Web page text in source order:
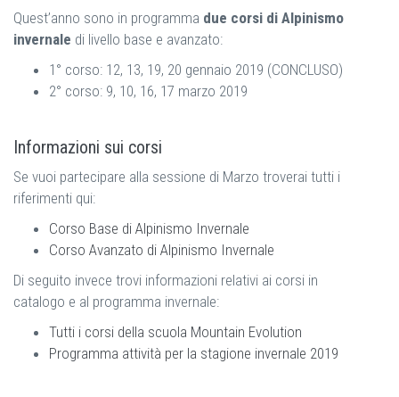
Quest’anno sono in programma due corsi di Alpinismo
invernale di livello base e avanzato:
1° corso: 12, 13, 19, 20 gennaio 2019 (CONCLUSO)
2° corso: 9, 10, 16, 17 marzo 2019
Informazioni sui corsi
Se vuoi partecipare alla sessione di Marzo troverai tutti i
riferimenti qui:
Corso Base di Alpinismo Invernale
Corso Avanzato di Alpinismo Invernale
Di seguito invece trovi informazioni relativi ai corsi in
catalogo e al programma invernale:
Tutti i corsi della scuola Mountain Evolution
Programma attività per la stagione invernale 2019